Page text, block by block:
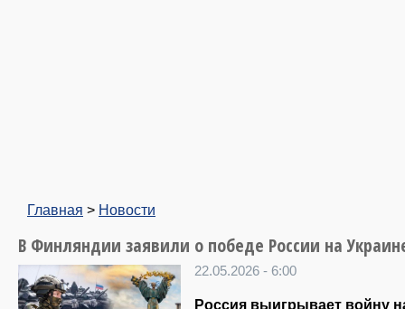
Главная > Новости
В Финляндии заявили о победе России на
22.05.2026 - 6:00
Россия выигрывает войну